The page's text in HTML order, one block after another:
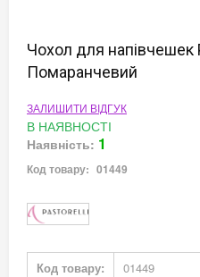
до
галереї
Чохол для напівчешек
Помаранчевий
ЗАЛИШИТИ ВІДГУК
В НАЯВНОСТІ
Наявність: 1
Код товару: 01449
Докладніше
Код товару:
01449